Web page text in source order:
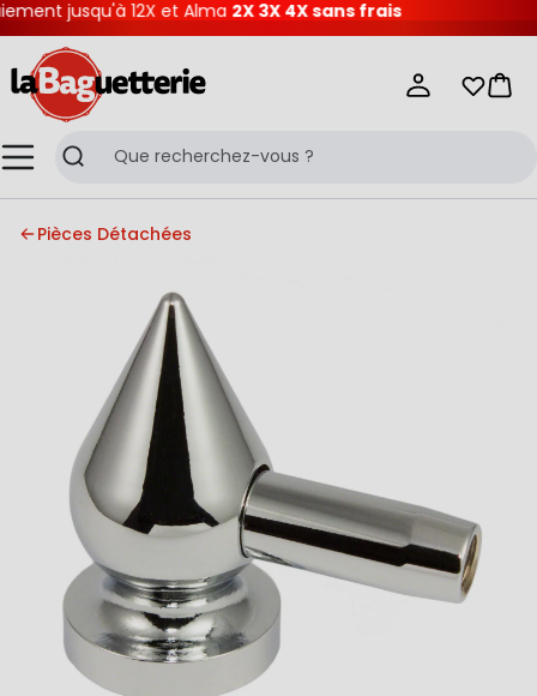
jusqu'à 12X et Alma2X 3X 4X sans frais
MenuRecherche
Mes
Pièces Détachées